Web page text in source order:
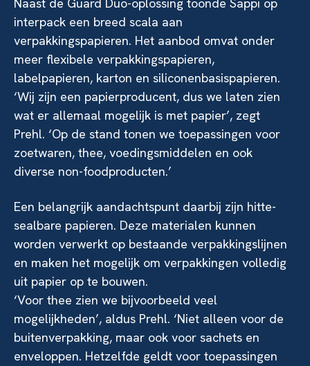
interpack een breed scala aan
verpakkingspapieren. Het aanbod omvat onder
meer flexibele verpakkingspapieren,
labelpapieren, karton en siliconenbasispapieren.
‘Wij zijn een papierproducent, dus we laten zien
wat er allemaal mogelijk is met papier’, zegt
Prehl. ‘Op de stand tonen we toepassingen voor
zoetwaren, thee, voedingsmiddelen en ook
diverse non-foodproducten.’
Een belangrijk aandachtspunt daarbij zijn hitte-
sealbare papieren. Deze materialen kunnen
worden verwerkt op bestaande verpakkingslijnen
en maken het mogelijk om verpakkingen volledig
uit papier op te bouwen.
‘Voor thee zien we bijvoorbeeld veel
mogelijkheden’, aldus Prehl. ‘Niet alleen voor de
buitenverpakking, maar ook voor sachets en
enveloppen. Hetzelfde geldt voor toepassingen